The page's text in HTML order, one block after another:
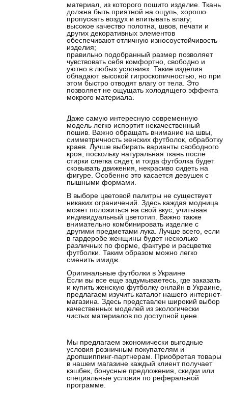
материал, из которого пошито изделие. Ткань
должна быть приятной на ощупь, хорошо
пропускать воздух и впитывать влагу;
высокое качество полотна, швов, печати и
других декоративных элементов
обеспечивают отличную износоустойчивость
изделия;
правильно подобранный размер позволяет
чувствовать себя комфортно, свободно и
уютно в любых условиях. Такие изделия
обладают высокой гигроскопичностью, но при
этом быстро отводят влагу от тела. Это
позволяет не ощущать холодящего эффекта
мокрого материала.
Даже самую интересную современную
модель легко испортит некачественный
пошив. Важно обращать внимание на швы,
симметричность женских футболок, обработку
краев. Лучше выбирать варианты свободного
кроя, поскольку натуральная ткань после
стирки слегка сядет, и тогда футболка будет
сковывать движения, некрасиво сидеть на
фигуре. Особенно это касается девушек с
пышными формами.
В выборе цветовой палитры не существует
никаких ограничений. Здесь каждая модница
может положиться на свой вкус, учитывая
индивидуальный цветотип. Важно также
внимательно комбинировать изделие с
другими предметами лука. Лучше всего, если
в гардеробе женщины будет несколько
различных по форме, фактуре и расцветке
футболки. Таким образом можно легко
сменить имидж.
Оригинальные футболки в Украине
Если вы все еще задумываетесь, где заказать
и купить женскую футболку онлайн в Украине,
предлагаем изучить каталог нашего интернет-
магазина. Здесь представлен широкий выбор
качественных моделей из экологически
чистых материалов по доступной цене.
Мы предлагаем экономически выгодные
условия розничным покупателям и
дропшиппинг-партнерам. Приобретая товары
в нашем магазине каждый клиент получает
кэшбек, бонусные предложения, скидки или
специальные условия по реферальной
программе.